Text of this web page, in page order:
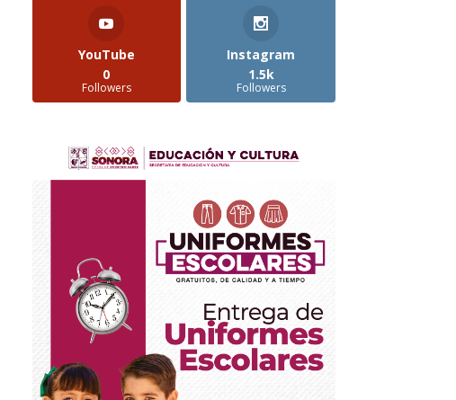
YouTube
0
Followers
Instagram
1.5k
Followers